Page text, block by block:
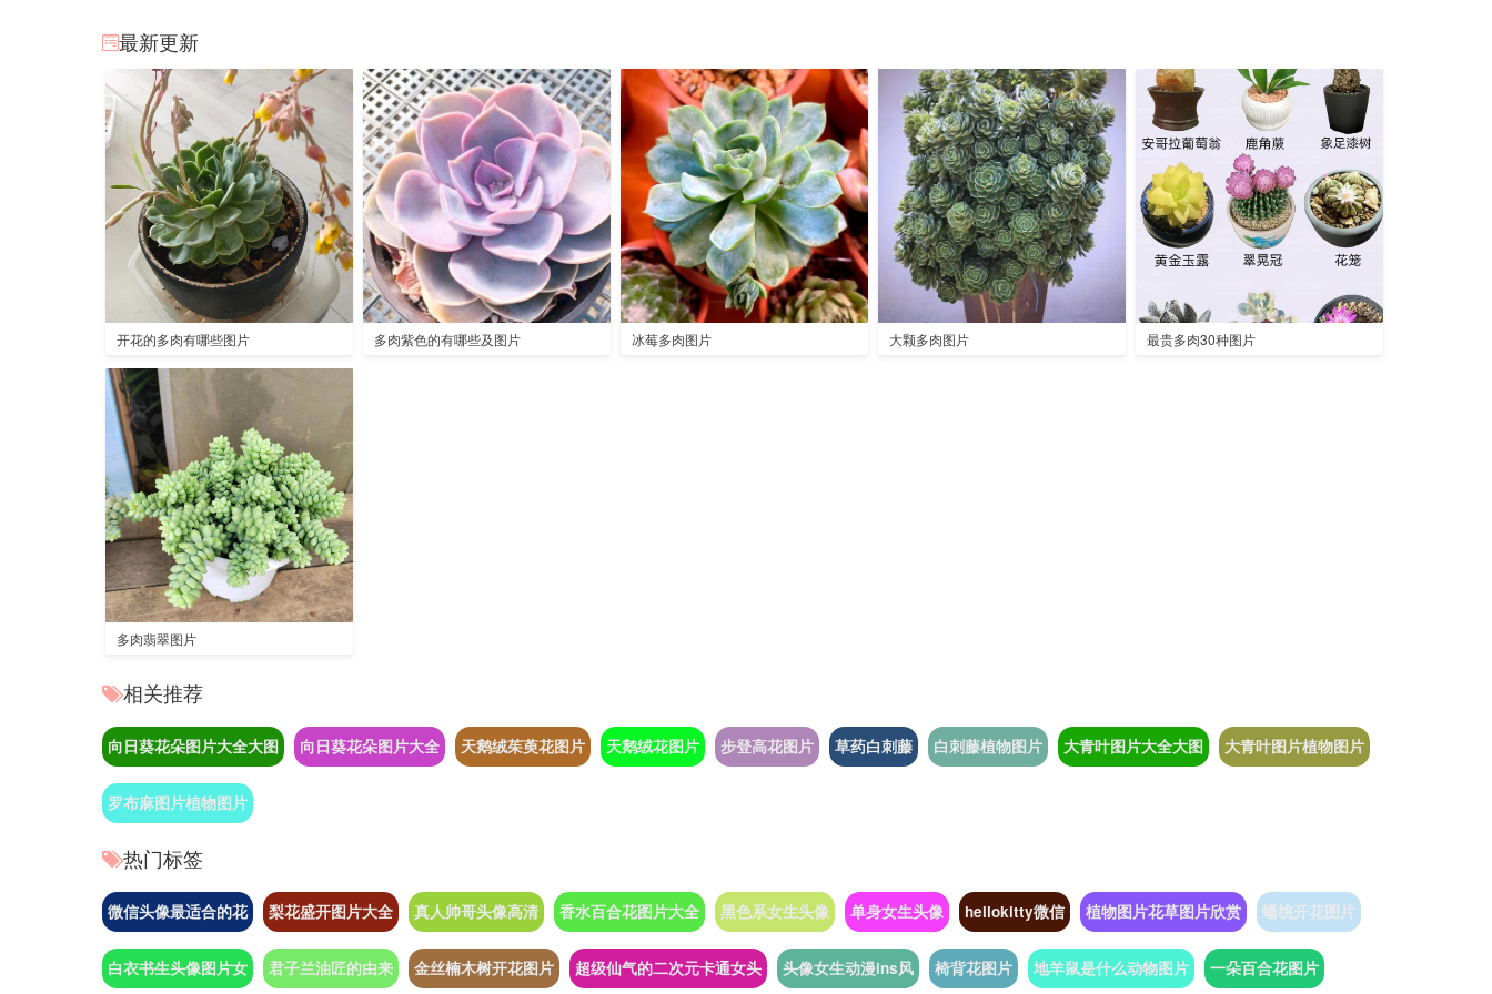
最新更新
开花的多肉有哪些图片 多肉紫色的有哪些及图片 冰莓多肉图片 大颗多肉图片 最贵多肉30种图片
多肉翡翠图片
相关推荐
向日葵花朵图片大全大图 向日葵花朵图片大全 天鹅绒茱萸花图片 天鹅绒花图片 步登高花图片 草药白刺藤 白刺藤植物图片 大青叶图片大全大图 大青叶图片植物图片
罗布麻图片植物图片
热门标签
微信头像最适合的花 梨花盛开图片大全 真人帅哥头像高清 香水百合花图片大全 黑色系女生头像 单身女生头像 hellokitty微信 植物图片花草图片欣赏 蟠桃开花图片
白衣书生头像图片女 君子兰油匠的由来 金丝楠木树开花图片 超级仙气的二次元卡通女头 头像女生动漫ins风 椅背花图片 地羊鼠是什么动物图片 一朵百合花图片